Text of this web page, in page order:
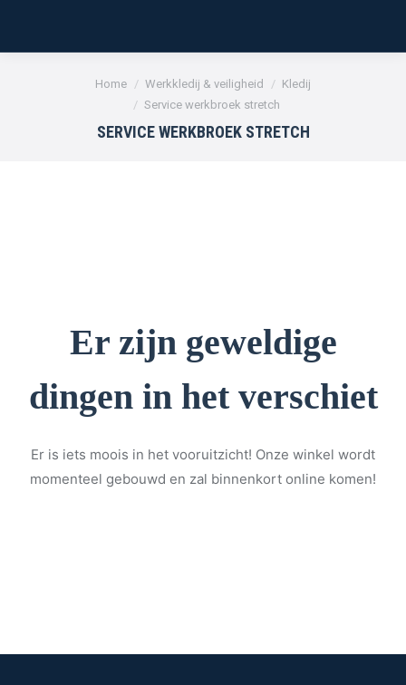
Je bent hier:Home Werkkledij & veiligheid
Kledij
Service werkbroek stretch
SERVICE WERKBROEK STRETCH
Er zijn geweldige
dingen in het verschiet
Er is iets moois in het vooruitzicht! Onze winkel wordt
momenteel gebouwd en zal binnenkort online komen!